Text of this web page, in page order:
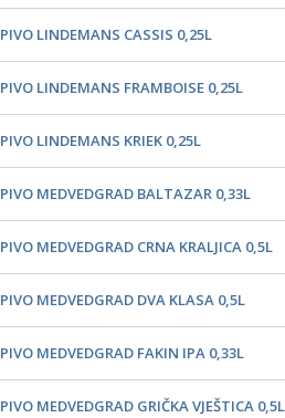
PIVO LINDEMANS CASSIS 0,25L
PIVO LINDEMANS FRAMBOISE 0,25L
PIVO LINDEMANS KRIEK 0,25L
PIVO MEDVEDGRAD BALTAZAR 0,33L
PIVO MEDVEDGRAD CRNA KRALJICA 0,5L
PIVO MEDVEDGRAD DVA KLASA 0,5L
PIVO MEDVEDGRAD FAKIN IPA 0,33L
PIVO MEDVEDGRAD GRIČKA VJEŠTICA 0,5L